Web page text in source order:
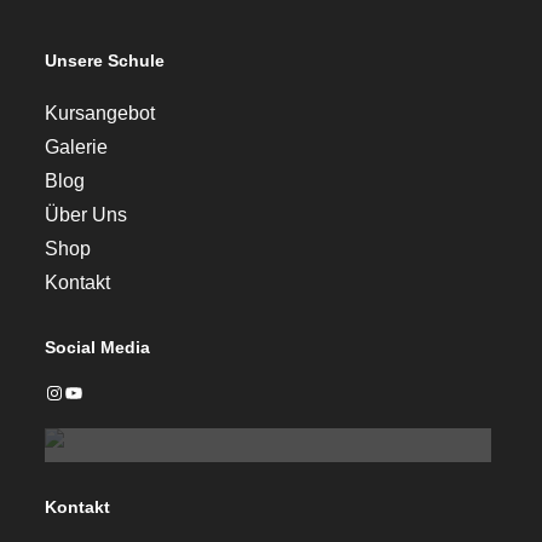
Unsere Schule
Kursangebot
Galerie
Blog
Über Uns
Shop
Kontakt
Social Media
Instagram
YouTube
Kontakt